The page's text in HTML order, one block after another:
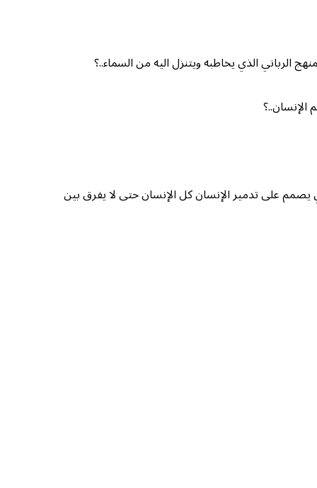
الرباني الذي يخاطبه ويتنزل اليه من السماء..؟
الإنسان..؟
على تدمير الإنسان كل الإنسان حتى لا يفرق بين